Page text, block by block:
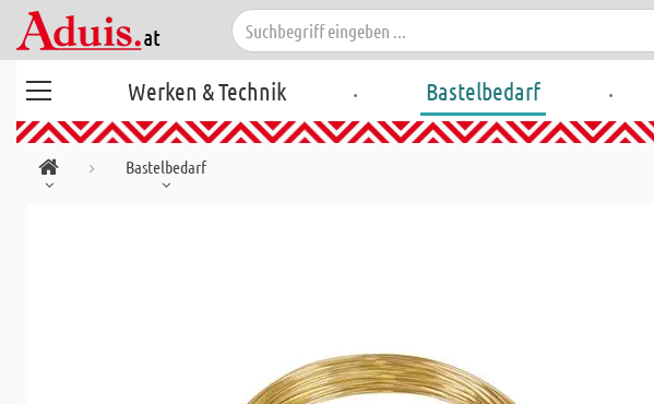
Werken & Technik . Bastelbedarf .
Bastelbedarf